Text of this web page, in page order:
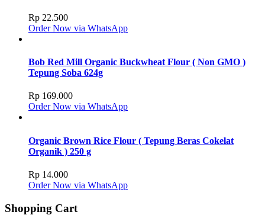
Rp 22.500
Order Now via WhatsApp
Bob Red Mill Organic Buckwheat Flour ( Non GMO )
Tepung Soba 624g
Rp 169.000
Order Now via WhatsApp
Organic Brown Rice Flour ( Tepung Beras Cokelat
Organik ) 250 g
Rp 14.000
Order Now via WhatsApp
Shopping Cart